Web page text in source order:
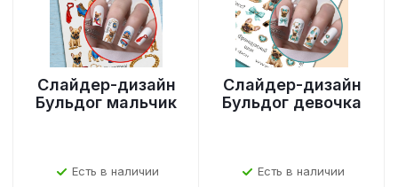
Слайдер-дизайн
Бульдог мальчик
Есть в наличии
Слайдер-дизайн
Бульдог девочка
Есть в наличии